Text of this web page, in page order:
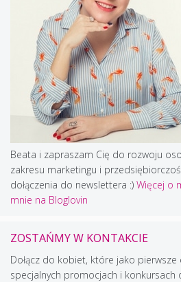
Beata i zapraszam Cię do rozwoju
zakresu marketingu i
dołączenia do newslettera :) Więcej o
mnie na Bloglovin
ZOSTAŃMY W KONTAKCIE
Dołącz do kobiet, które jako
specjalnych promocjach i konkursach